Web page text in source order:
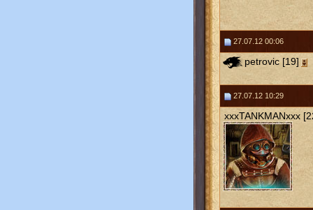
27.07.12 00:06
petrovic [19]
27.07.12 10:29
xxxTANKMANxxx